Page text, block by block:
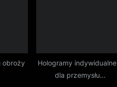
obroży
Hologramy indywidualne
dla przemysłu